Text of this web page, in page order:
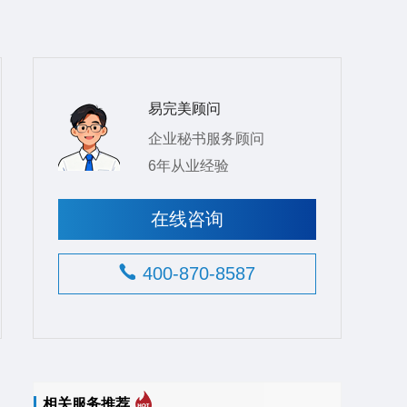
易完美顾问
企业秘书服务顾问
6年从业经验
在线咨询
400-870-8587
相关服务推荐